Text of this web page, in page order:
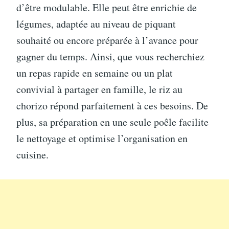
d’être modulable. Elle peut être enrichie de
légumes, adaptée au niveau de piquant
souhaité ou encore préparée à l’avance pour
gagner du temps. Ainsi, que vous recherchiez
un repas rapide en semaine ou un plat
convivial à partager en famille, le riz au
chorizo répond parfaitement à ces besoins. De
plus, sa préparation en une seule poêle facilite
le nettoyage et optimise l’organisation en
cuisine.